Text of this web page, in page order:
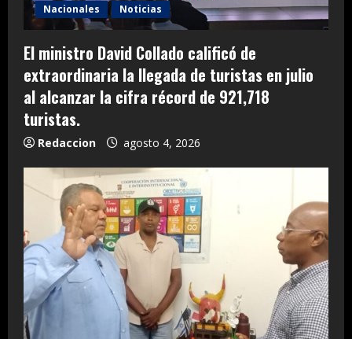
Nacionales Noticias
El ministro David Collado calificó de
extraordinaria la llegada de turistas en julio
al alcanzar la cifra récord de 921,718
turistas.
Redaccion agosto 4, 2026